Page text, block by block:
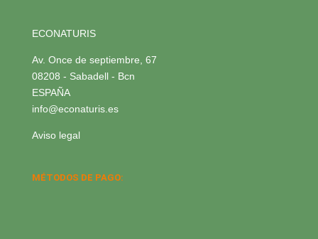
ECONATURIS
Av. Once de septiembre, 67
08208 - Sabadell - Bcn
ESPAÑA
info@econaturis.es
Aviso legal
MÉTODOS DE PAGO: